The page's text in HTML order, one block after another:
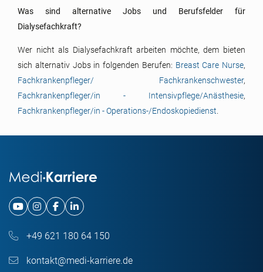
Was sind alternative Jobs und Berufsfelder für
Dialysefachkraft?
Wer nicht als Dialysefachkraft arbeiten möchte, dem bieten
sich alternativ Jobs in folgenden Berufen: Breast Care Nurse,
Fachkrankenpfleger/ Fachkrankenschwester,
Fachkrankenpfleger/in - Intensivpflege/Anästhesie,
Fachkrankenpfleger/in - Operations-/Endoskopiedienst
+49 621 180 64 150
kontakt@medi-karriere.de